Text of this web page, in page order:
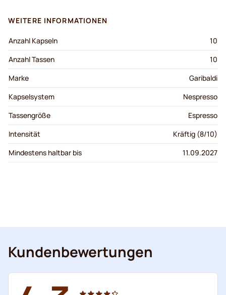
WEITERE INFORMATIONEN
Anzahl Kapseln
10
Anzahl Tassen
10
Marke
Garibaldi
Kapselsystem
Nespresso
Tassengröße
Espresso
Intensität
Kräftig (8/10)
Mindestens haltbar bis
11.09.2027
Kundenbewertungen